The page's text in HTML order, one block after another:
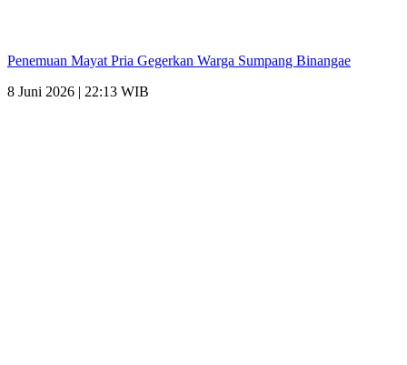
Penemuan Mayat Pria Gegerkan Warga Sumpang Binangae
8 Juni 2026 | 22:13 WIB